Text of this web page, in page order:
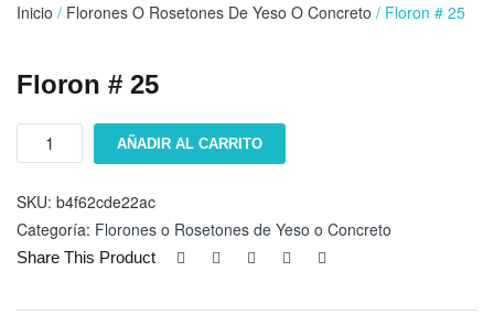
Inicio / Florones O Rosetones De Yeso O Concreto / Floron # 25
Floron # 25
Floron
cantidad
AÑADIR AL CARRITO
SKU: b4f62cde22ac
Categoría: Florones o Rosetones de Yeso o Concreto
Share This Product